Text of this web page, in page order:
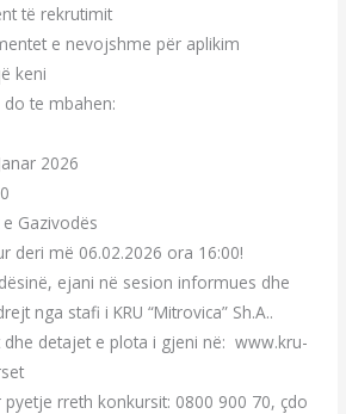
të rekrutimit
e nevojshme për aplikim
keni
te mbahen:
2026
Gazivodës
deri më 06.02.2026 ora 16:00!
ejani në sesion informues dhe
nga stafi i KRU “Mitrovica” Sh.A..
detajet e plota i gjeni në: www.kru-
rreth konkursit: 0800 900 70, çdo